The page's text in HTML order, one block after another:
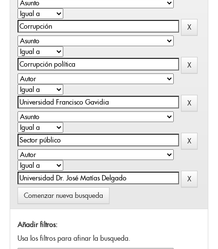
Comenzar nueva busqueda
Añadir filtros:
Usa los filtros para afinar la busqueda.